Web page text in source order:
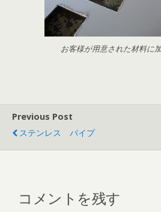
お客様が用意された材料に
Previous Post
ステンレス パイプ
コメントを残す